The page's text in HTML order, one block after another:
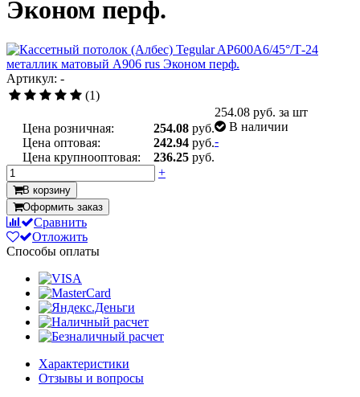
Эконом перф.
Артикул: -
(1)
Цена розничная: 254.08 руб.
Цена оптовая:
242.94 руб.
Цена крупнооптовая:
236.25 руб.
254.08 руб. за шт
В наличии
-
+
В корзину
Оформить заказ
Сравнить
Отложить
Способы оплаты
Характеристики
Отзывы и вопросы